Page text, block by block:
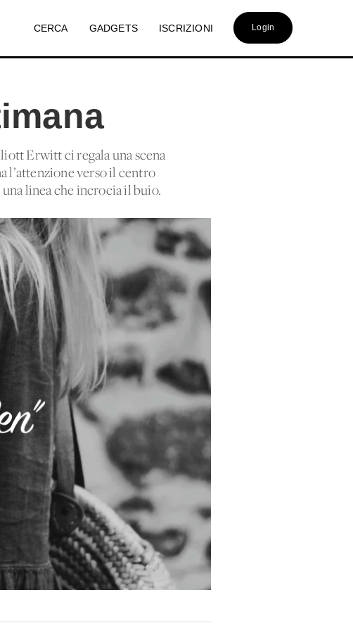
CERCA GADGETS ISCRIZIONI Login
Erwitt ci regala una scena
l’attenzione verso il centro
linea che incrocia il buio.